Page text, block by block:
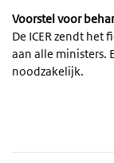
Voorstel voor
De ICER zendt het
aan alle ministers.
noodzakelijk.